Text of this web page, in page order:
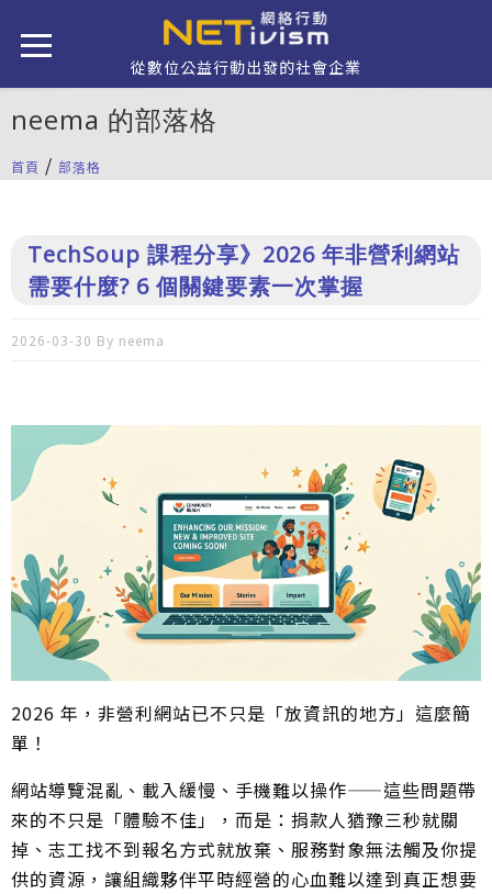
從數位公益行動出發的社會企業
neema 的部落格
您在這裡
首頁 / 部落格
TechSoup 課程分享》2026 年非營利網站
需要什麼? 6 個關鍵要素一次掌握
2026-03-30 By neema
2026 年，非營利網站已不只是「放資訊的地方」這麼簡
單！
網站導覽混亂、載入緩慢、手機難以操作——這些問題帶
來的不只是「體驗不佳」，而是：捐款人猶豫三秒就關
掉、志工找不到報名方式就放棄、服務對象無法觸及你提
供的資源，讓組織夥伴平時經營的心血難以達到真正想要